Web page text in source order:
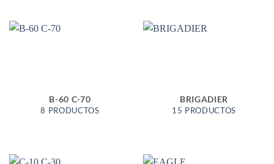
B-60 C-70
8 PRODUCTOS
BRIGADIER
15 PRODUCTOS